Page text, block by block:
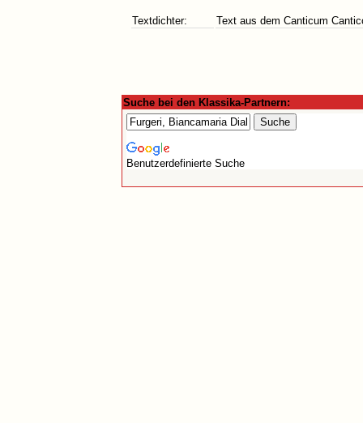
Textdichter: Text aus dem Canticum
Suche bei den Klassika-Partnern:
Benutzerdefinierte Suche